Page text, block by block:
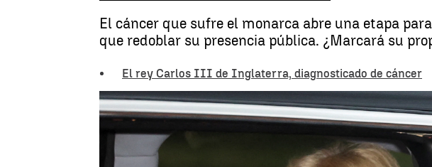
Buscar
El cáncer que sufre el monarca abre una etapa
que redoblar su presencia pública. ¿Marcará su
El rey Carlos III de Inglaterra, diagnosticado de cáncer